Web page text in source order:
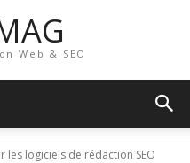
Web & SEO
les logiciels de rédaction SEO